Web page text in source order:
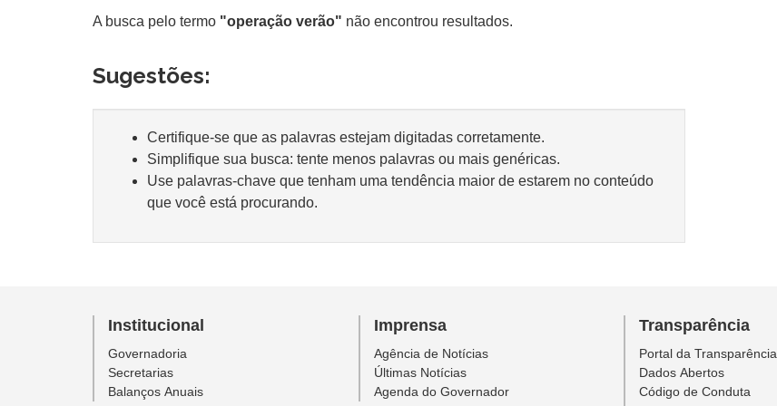
A busca pelo termo "operação verão" não encontrou resultados.
Sugestões:
Certifique-se que as palavras estejam digitadas corretamente.
Simplifique sua busca: tente menos palavras ou mais genéricas.
Use palavras-chave que tenham uma tendência maior de estarem no conteúdo
que você está procurando.
Institucional
Governadoria
Secretarias
Balanços Anuais
Imprensa
Agência de Notícias
Últimas Notícias
Agenda do Governador
Transparência
Portal da Transparência
Dados Abertos
Código de Conduta